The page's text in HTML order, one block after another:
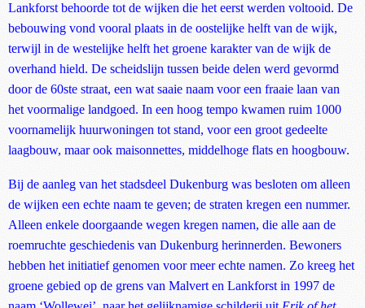
Lankforst behoorde tot de wijken die het eerst werden voltooid. De
bebouwing vond vooral plaats in de oostelijke helft van de wijk,
terwijl in de westelijke helft het groene karakter van de wijk de
overhand hield. De scheidslijn tussen beide delen werd gevormd
door de 60ste straat, een wat saaie naam voor een fraaie laan van
het voormalige landgoed. In een hoog tempo kwamen ruim 1000
voornamelijk huurwoningen tot stand, voor een groot gedeelte
laagbouw, maar ook maisonnettes, middelhoge flats en hoogbouw.
Bij de aanleg van het stadsdeel Dukenburg was besloten om alleen
de wijken een echte naam te geven; de straten kregen een nummer.
Alleen enkele doorgaande wegen kregen namen, die alle aan de
roemruchte geschiedenis van Dukenburg herinnerden. Bewoners
hebben het initiatief genomen voor meer echte namen. Zo kreeg het
groene gebied op de grens van Malvert en Lankforst in 1997 de